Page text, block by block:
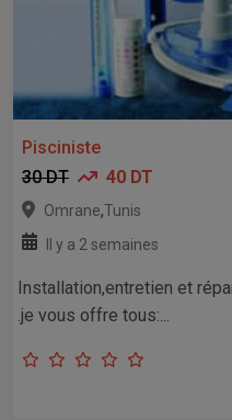
Pisciniste
30 DT
40 DT
Omrane,Tunis
Il y a 2 semaines
Installation,entretien et
.je vous offre tous:...